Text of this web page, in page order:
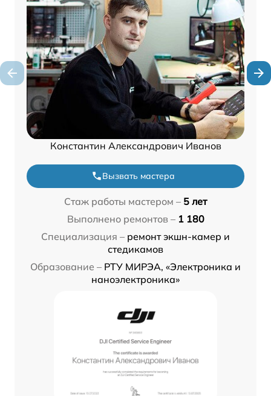
Константин Александрович Иванов
Вызвать мастера
Стаж работы мастером – 5 лет
Выполнено ремонтов – 1 180
Специализация – ремонт экшн-камер и
стедикамов
Образование – РТУ МИРЭА, «Электроника и
наноэлектроника»